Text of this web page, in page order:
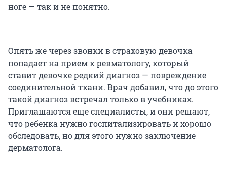
ноге — так и не понятно.
Опять же через звонки в страховую девочка
попадает на прием к ревматологу, который
ставит девочке редкий диагноз — повреждение
соединительной ткани. Врач добавил, что до этого
такой диагноз встречал только в учебниках.
Приглашаются еще специалисты, и они решают,
что ребенка нужно госпитализировать и хорошо
обследовать, но для этого нужно заключение
дерматолога.